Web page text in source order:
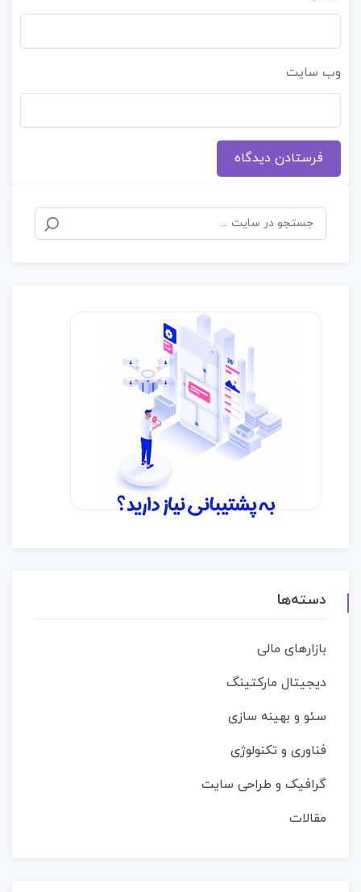
وب‌ سایت
دسته‌ها
بازارهای مالی
دیجیتال مارکتینگ
سئو و بهینه سازی
فناوری و تکنولوژی
گرافیک و طراحی سایت
مقالات